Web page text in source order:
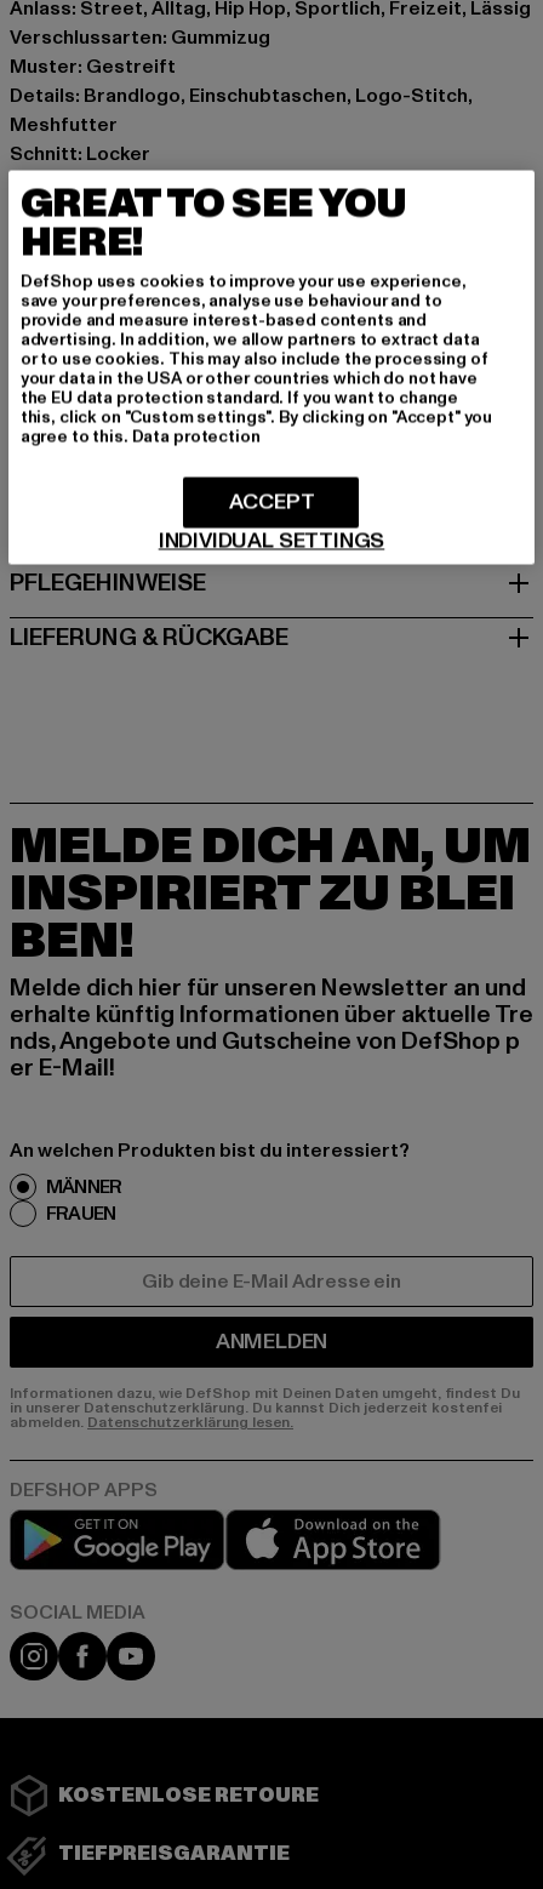
Anlass: Street, Alltag, Hip Hop, Sportlich, Freizeit, Lässig
Verschlussarten: Gummizug
Muster: Gestreift
Details: Brandlogo, Einschubtaschen, Logo-Stitch,
Meshfutter
Schnitt: Locker
Marke: Karl Kani
Kat.: Denim Shorts
Farbe: beige
Hersteller Farbe: sand/white
Materialzusammensetzung: 100% Polyester
Art.Nr: 6013401-03415
Hersteller: Urban Styles Agency GmbH & Co. KG |
agentur@urbanstylesagency.com
Schanzenstraße 41 | 51063 Köln | DE
GRÖSSE & PASSFORM
PFLEGEHINWEISE
LIEFERUNG & RÜCKGABE
MELDE DICH AN, UM
INSPIRIERT ZU BLEI
BEN!
Melde dich hier für unseren Newsletter an und
erhalte künftig Informationen über aktuelle Tre
nds, Angebote und Gutscheine von DefShop p
er E-Mail!
An welchen Produkten bist du interessiert?
MÄNNER
FRAUEN
ANMELDEN
Informationen dazu, wie DefShop mit Deinen Daten umgeht, findest Du
in unserer Datenschutzerklärung. Du kannst Dich jederzeit kostenfei
abmelden. Datenschutzerklärung lesen.
Play market
Instagram
FacebookYouTube
KOSTENLOSE RETOURE
TIEFPREISGARANTIE
GREAT TO SEE YOU
HERE!
DefShop uses cookies to improve your use experience,
save your preferences, analyse use behaviour and to
provide and measure interest-based contents and
advertising. In addition, we allow partners to extract data
or to use cookies. This may also include the processing of
your data in the USA or other countries which do not have
the EU data protection standard. If you want to change
this, click on "Custom settings". By clicking on "Accept" you
agree to this. Data protection
INDIVIDUAL SETTINGS
ACCEPT